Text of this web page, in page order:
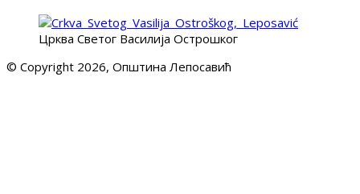
Црква Светог Василија Острошког
© Copyright 2026, Општина Лепосавић